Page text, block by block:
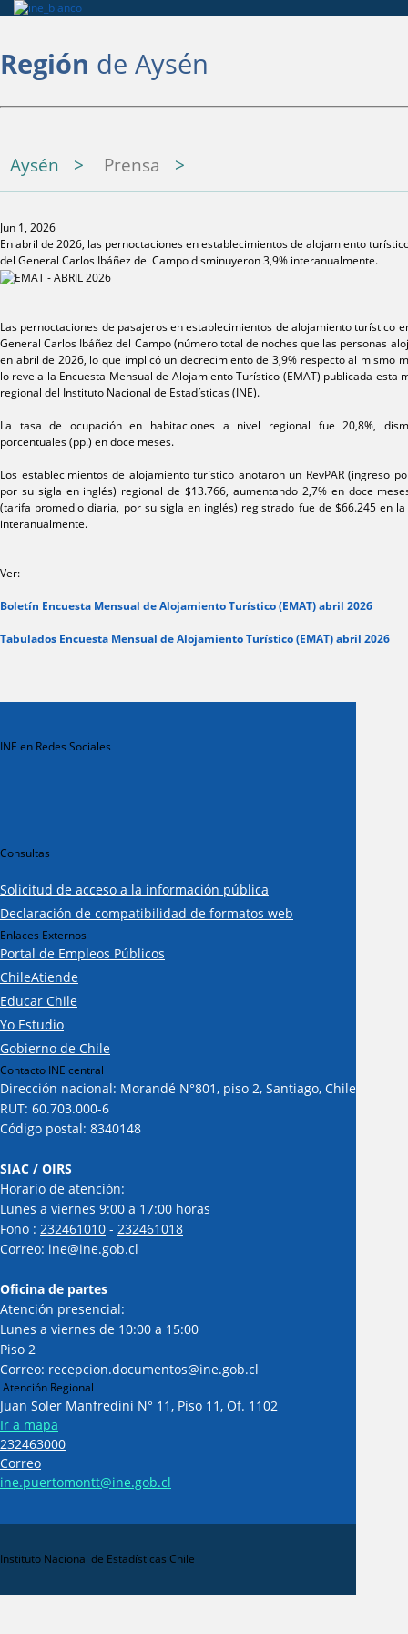
Región de Aysén
Aysén Prensa
Jun 1, 2026
En abril de 2026, las pernoctaciones en establecimientos de alojamiento
del General Carlos Ibáñez del Campo disminuyeron 3,9% interanualmente.
Las pernoctaciones de pasajeros en establecimientos de alojamiento turístico
General Carlos Ibáñez del Campo (número total de noches que las personas
en abril de 2026, lo que implicó un decrecimiento de 3,9% respecto al mismo
lo revela la Encuesta Mensual de Alojamiento Turístico (EMAT) publicada esta
regional del Instituto Nacional de Estadísticas (INE).
La tasa de ocupación en habitaciones a nivel regional fue 20,8%,
porcentuales (pp.) en doce meses.
Los establecimientos de alojamiento turístico anotaron un RevPAR (ingreso
por su sigla en inglés) regional de $13.766, aumentando 2,7% en doce
(tarifa promedio diaria, por su sigla en inglés) registrado fue de $66.245 en
interanualmente.
Ver:
Boletín Encuesta Mensual de Alojamiento Turístico (EMAT) abril 2026
Tabulados Encuesta Mensual de Alojamiento Turístico (EMAT) abril 2026
INE en Redes Sociales
Consultas
Solicitud de acceso a la información pública
Declaración de compatibilidad de formatos web
Enlaces Externos
Portal de Empleos Públicos
ChileAtiende
Educar Chile
Yo Estudio
Gobierno de Chile
Contacto INE central
Dirección nacional: Morandé N°801, piso 2, Santiago, Chile
RUT: 60.703.000-6
Código postal: 8340148
SIAC / OIRS
Horario de atención:
Lunes a viernes 9:00 a 17:00 horas
Fono : 232461010 - 232461018
Correo: ine@ine.gob.cl
Oficina de partes
Atención presencial:
Lunes a viernes de 10:00 a 15:00
Piso 2
Correo: recepcion.documentos@ine.gob.cl
Atención Regional
Juan Soler Manfredini N° 11, Piso 11, Of. 1102
Ir a mapa
232463000
Correo
ine.puertomontt@ine.gob.cl
Instituto Nacional de Estadísticas Chile